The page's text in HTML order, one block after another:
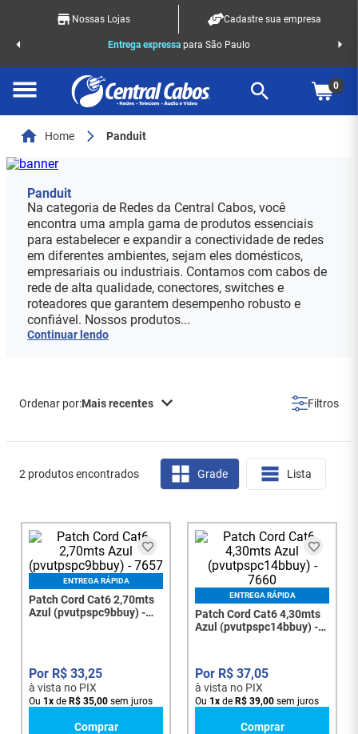
Nossas Lojas
Cadastre sua empresa
Entrega expressa para São Paulo
0
Home Panduit
Panduit
Na categoria de Redes da Central Cabos, você
encontra uma ampla gama de produtos essenciais
para estabelecer e expandir a conectividade de redes
em diferentes ambientes, sejam eles domésticos,
empresariais ou industriais. Contamos com cabos de
rede de alta qualidade, conectores, switches e
roteadores que garantem desempenho robusto e
confiável. Nossos produtos...
Continuar lendo
Mais recentes
2 produtos encontrados Grade Lista
ENTREGA RÁPIDA
Patch Cord Cat6 2,70mts
Azul (pvutpspc9bbuy) -
R$ 33,25
à vista no PIX
Ou 1x de R$ 35,00 sem juros
Comprar
ENTREGA RÁPIDA
Patch Cord Cat6 4,30mts
Azul (pvutpspc14bbuy) -
R$ 37,05
à vista no PIX
Ou 1x de R$ 39,00 sem juros
Comprar